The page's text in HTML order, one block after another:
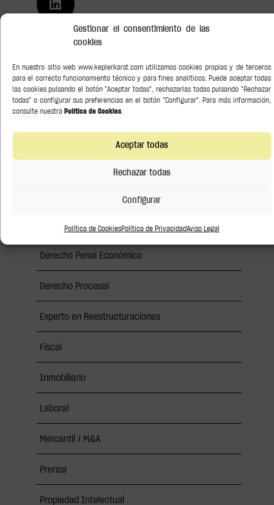
Gestionar el consentimiento de las
cookies
En nuestro sitio web www.keplerkarst.com utilizamos cookies propias y de terceros
para el correcto funcionamiento técnico y para fines analíticos. Puede aceptar todas
las cookies pulsando el botón "Aceptar todas", rechazarlas todas pulsando "Rechazar
todas" o configurar sus preferencias en el botón "Configurar". Para más información,
consulte nuestra Política de Cookies.
Aceptar todas
Rechazar todas
Configurar
Política de CookiesPolítica de PrivacidadAviso Legal
Categorías
Asesoramiento Soberano
Bancario y Financiero
Derecho de la competencia
Derecho del Arte
Derecho Penal Económico
Derecho Procesal
Experto en Reestructuraciones
Fiscal
Inmobiliario
Laboral
Mercantil / M&A
Prensa
Propiedad Intelectual